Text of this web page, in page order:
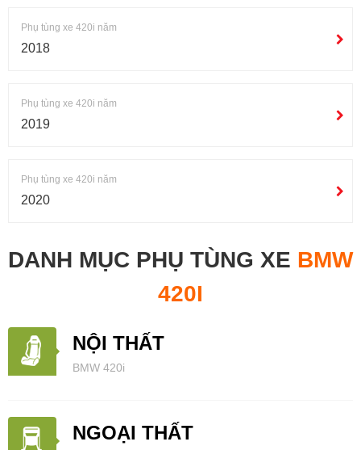
Phụ tùng xe 420i năm
2018
Phụ tùng xe 420i năm
2019
Phụ tùng xe 420i năm
2020
DANH MỤC PHỤ TÙNG XE BMW
420I
NỘI THẤT
BMW 420i
NGOẠI THẤT